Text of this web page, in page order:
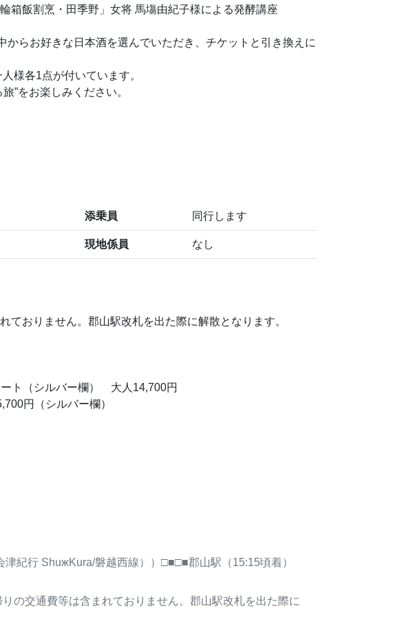
箱飯割烹・田季野」女将 馬塲由紀子様による発酵講座
らお好きな日本酒を選んでいただき、チケットと引き換えに
様各1点が付いています。
”をお楽しみください。
添乗員 同行します
現地係員 なし
おりません。郡山駅改札を出た際に解散となります。
ト（シルバー欄） 大人14,700円
円（シルバー欄）
紀行 ShuжKura/磐越西線））□■□■郡山駅（15:15頃着）
の交通費等は含まれておりません。郡山駅改札を出た際に